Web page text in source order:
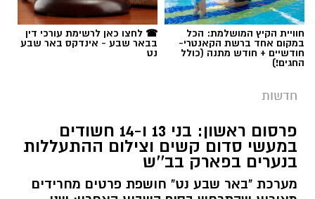
קרדיט: משטרת ישראל
שוטרי המחוז הדרומי ולוחמי המשמר הלאומי של
חדשות
בנערים בפארק בב''ש
מאירוע שהתרחש בסוף השבוע האחרון: שני
נערים כבני 15 הותקפו באכזריות ועברו התעללות
אמו של אחד הקורבנות: "הבן שלי עבר דברים
מזעזעים, אנחנו מרוסקים והוא מסרב לחזור